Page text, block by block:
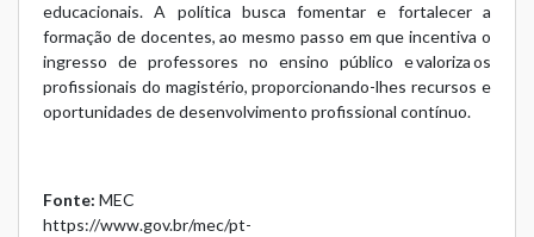
educacionais. A política busca fomentar e fortalecer a
formação de docentes, ao mesmo passo em que incentiva o
ingresso de professores no ensino público e valoriza os
profissionais do magistério, proporcionando-lhes recursos e
oportunidades de desenvolvimento profissional contínuo.
Fonte: MEC
https://www.gov.br/mec/pt-